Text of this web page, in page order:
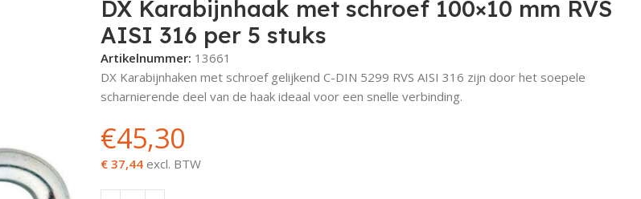
DX Karabijnhaak met schroef 100×10 mm RVS
AISI 316 per 5 stuks
Artikelnummer: 13661
DX Karabijnhaken met schroef gelijkend C-DIN 5299 RVS AISI 316 zijn door het soepele
scharnierende deel van de haak ideaal voor een snelle verbinding.
€45,30
€ 37,44 excl. BTW